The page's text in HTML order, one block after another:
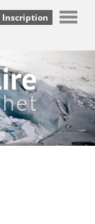
Inscription